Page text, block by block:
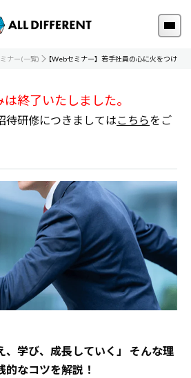
ナー(一覧) 【Webセミナー】若手社員の心に火をつける
終了いたしました。
待研修につきましてはこちらをご
、学び、成長していく」
そんな理
なコツを解説！